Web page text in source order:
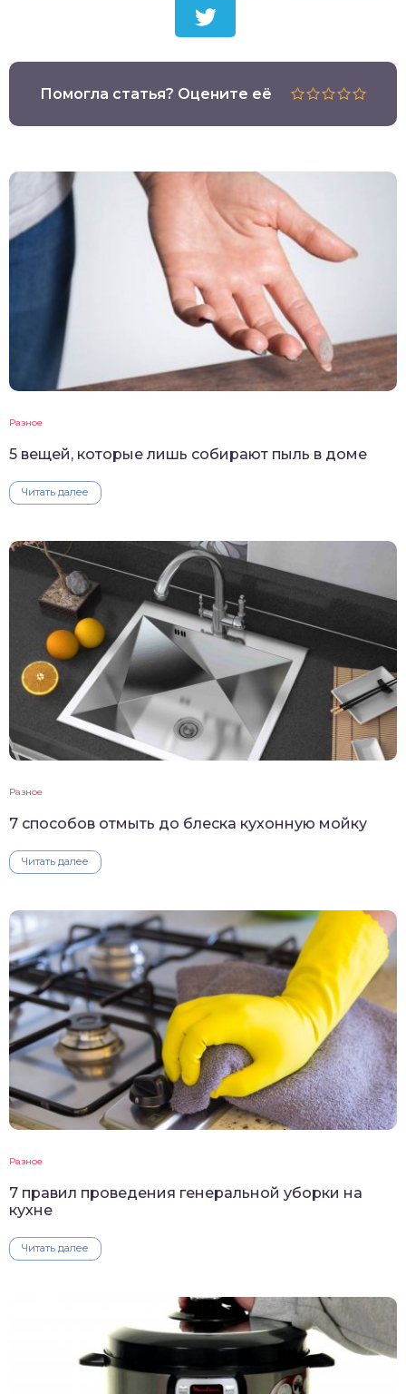
Помогла статья? Оцените её
Разное
5 вещей, которые лишь собирают пыль в доме
Читать далее
Разное
7 способов отмыть до блеска кухонную мойку
Читать далее
Разное
7 правил проведения генеральной уборки на
кухне
Читать далее